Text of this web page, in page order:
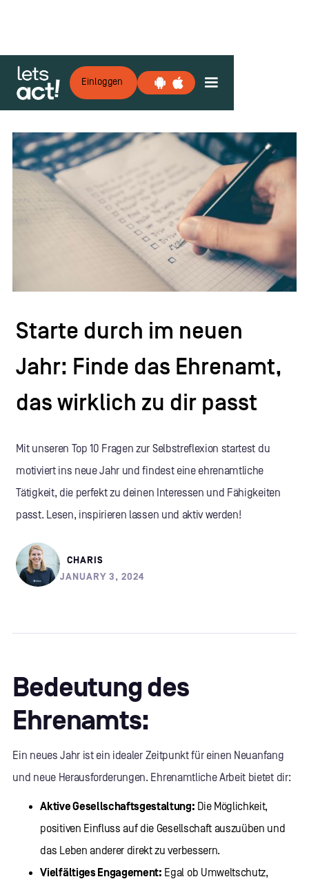
Einloggen
Zurück
Starte durch im neuen
Jahr: Finde das Ehrenamt,
das wirklich zu dir passt
Mit unseren Top 10 Fragen zur Selbstreflexion startest du
motiviert ins neue Jahr und findest eine ehrenamtliche
Tätigkeit, die perfekt zu deinen Interessen und Fähigkeiten
passt. Lesen, inspirieren lassen und aktiv werden!
CHARIS
JANUARY 3, 2024
Bedeutung des
Ehrenamts:
Ein neues Jahr ist ein idealer Zeitpunkt für einen Neuanfang
und neue Herausforderungen. Ehrenamtliche Arbeit bietet dir:
Aktive Gesellschaftsgestaltung: Die Möglichkeit,
positiven Einfluss auf die Gesellschaft auszuüben und
das Leben anderer direkt zu verbessern.
Vielfältiges Engagement: Egal ob Umweltschutz,